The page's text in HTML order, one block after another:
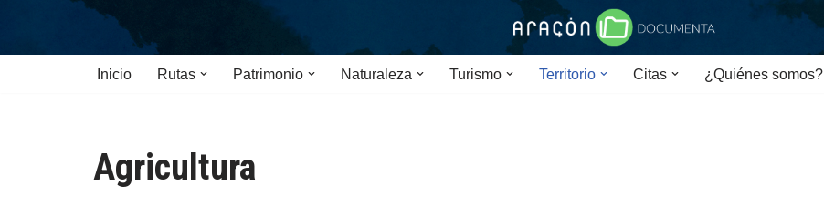
Inicio Rutas Patrimonio Naturaleza Turismo Territorio Citas ¿Quiénes somos?
Agricultura